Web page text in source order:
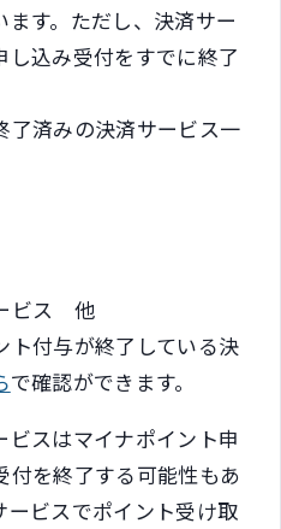
す。ただし、決済サー
し込み受付をすでに終了
了済みの決済サービス一
ビス 他
付与が終了している決
で確認ができます。
スはマイナポイント申
付を終了する可能性もあ
ービスでポイント受け取